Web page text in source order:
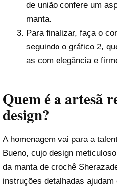
de união confere um
manta.
Para finalizar, faça o
seguindo o gráfico 2,
as com elegância e
Quem é a artesã
design?
A homenagem vai para a
Bueno, cujo design
da manta de crochê
instruções detalhadas